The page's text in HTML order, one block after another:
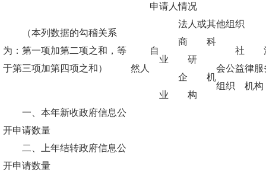
（本列数据的勾稽关系
为：第一项加第二项之和，等
于第三项加第四项之和）
申请人情况
自
然人
法人或其他组织
商
业
企
业
科
研
机
构
社
会公益
组织
律服
机构
一、本年新收政府信息公
开申请数量
二、上年结转政府信息公
开申请数量